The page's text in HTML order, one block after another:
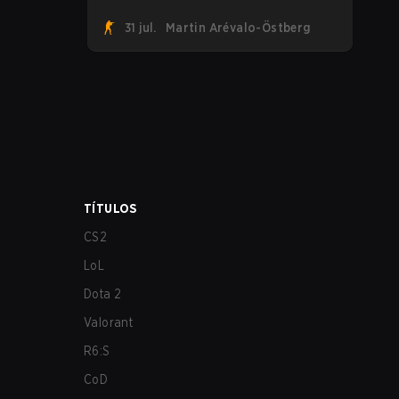
primer roster de CS2. Con su roster
flameante revelado, Canadian Armed
31 jul. Martin Arévalo-Östberg
TÍTULOS
CS2
LoL
Dota 2
Valorant
R6:S
CoD